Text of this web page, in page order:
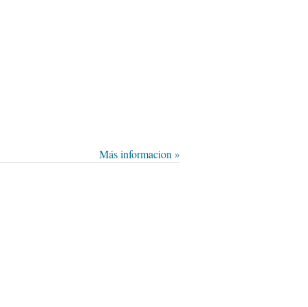
Más informacion »